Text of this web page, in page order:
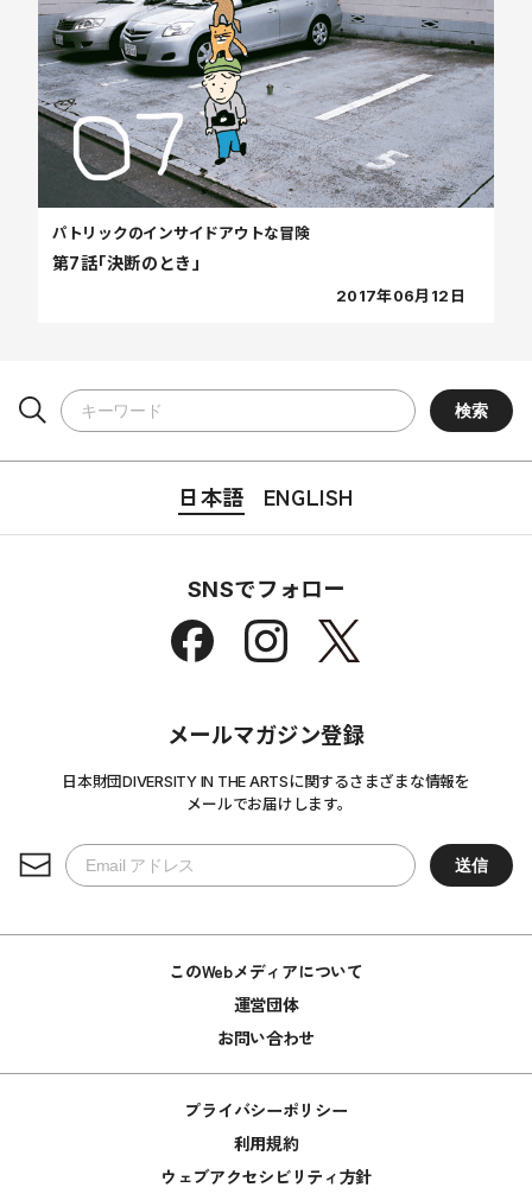
第7話「決断のとき」
パトリックのインサイドアウトな冒険
2017年06月12日
日本語 ENGLISH
SNSでフォロー
メールマガジン登録
日本財団DIVERSITY IN THE ARTSに関するさまざまな情報を
メールでお届けします。
このWebメディアについて
運営団体
お問い合わせ
プライバシーポリシー
利用規約
ウェブアクセシビリティ方針